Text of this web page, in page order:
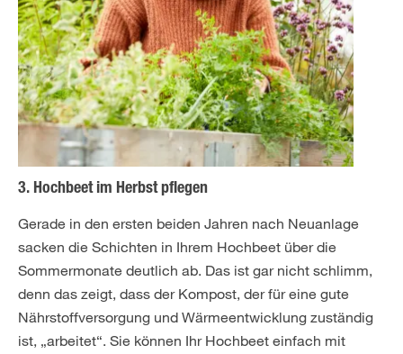
3. Hochbeet im Herbst pflegen
Gerade in den ersten beiden Jahren nach Neuanlage
sacken die Schichten in Ihrem Hochbeet über die
Sommermonate deutlich ab. Das ist gar nicht schlimm,
denn das zeigt, dass der Kompost, der für eine gute
Nährstoffversorgung und Wärmeentwicklung zuständig
ist, „arbeitet“. Sie können Ihr Hochbeet einfach mit